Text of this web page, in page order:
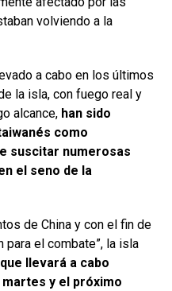
volviendo a la
a cabo en los últimos
la isla, con fuego real y
alcance, han sido
como
suscitar numerosas
el seno de la
de China y con el fin de
para el combate”, la isla
llevará a cabo
y el próximo